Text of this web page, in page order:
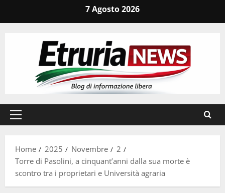
7 Agosto 2026
Menu
Home
2025 Novembre
2
Torre di Pasolini, a cinquant’anni dalla sua morte è
scontro tra i proprietari e Università agraria